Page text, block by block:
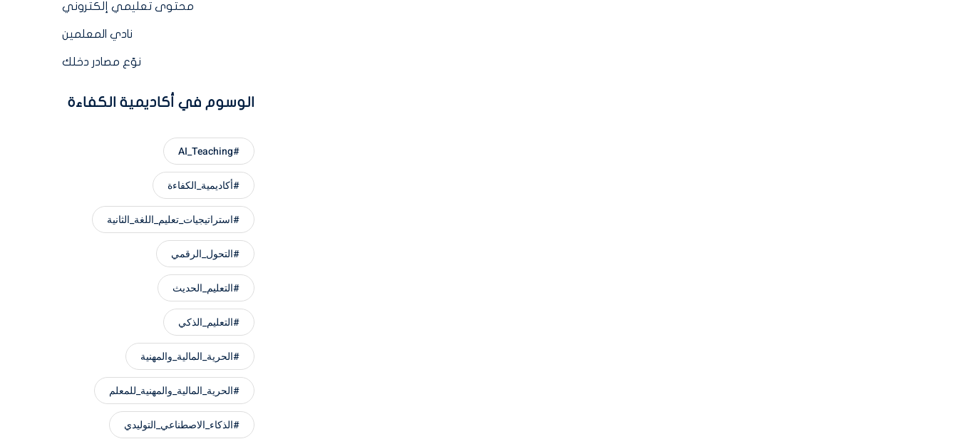
محتوى تعليمي إلكتروني
نادي المعلمين
نوّع مصادر دخلك
الوسوم في أكاديمية الكفاءة
#AI_Teaching
#أكاديمية_الكفاءة
#استراتيجيات_تعليم_اللغة_الثانية
#التحول_الرقمي
#التعليم_الحديث
#التعليم_الذكي
#الحرية_المالية_والمهنية
#الحرية_المالية_والمهنية_للمعلم
#الذكاء_الاصطناعي_التوليدي